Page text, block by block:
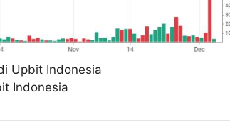
Upbit Indonesia
Indonesia